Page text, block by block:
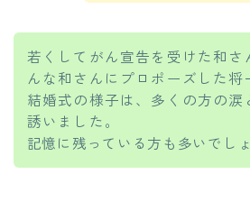
若くしてがん宣告を受けた和さ
んな和さんにプロポーズした将
結婚式の様子は、多くの方の涙
誘いました。
記憶に残っている方も多いでしょ